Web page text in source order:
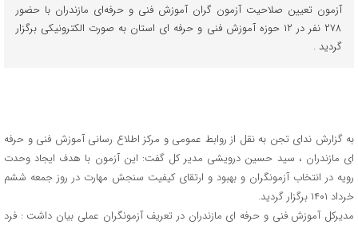
آزمون تعیین صلاحیت آزمون گران آموزش فنی و حرفه‌ای مازندران با حضور
۲۷۸ نفر در ۱۲ حوزه آموزش فنی و حرفه ای استان به صورت الکترونیکی برگزار
گردید .
به گزارش ندای تجن به نقل از روابط عمومی و مرکز اطلاع رسانی آموزش فنی و حرفه
ای مازندران ، سید حسین درویشی مدیر کل گفت: این آزمون با هدف ایجاد وحدت
رویه در انتخاب آزمونگران و بهبود و ارتقای کیفیت سنجش مهارت در روز جمعه ششم
خرداد ۱۴۰۱ برگزار گردید.
مدیرکل آموزش فنی و حرفه ای مازندران در تعریف آزمونگران عملی بیان داشت : فرد